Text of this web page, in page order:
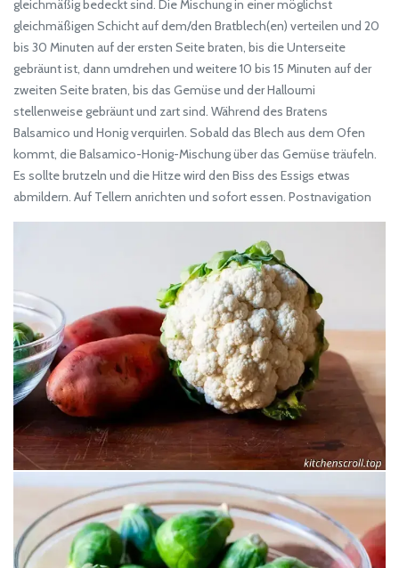
gleichmäßig bedeckt sind. Die Mischung in einer möglichst
gleichmäßigen Schicht auf dem/den Bratblech(en) verteilen und 20
bis 30 Minuten auf der ersten Seite braten, bis die Unterseite
gebräunt ist, dann umdrehen und weitere 10 bis 15 Minuten auf der
zweiten Seite braten, bis das Gemüse und der Halloumi
stellenweise gebräunt und zart sind. Während des Bratens
Balsamico und Honig verquirlen. Sobald das Blech aus dem Ofen
kommt, die Balsamico-Honig-Mischung über das Gemüse träufeln.
Es sollte brutzeln und die Hitze wird den Biss des Essigs etwas
abmildern. Auf Tellern anrichten und sofort essen. Postnavigation